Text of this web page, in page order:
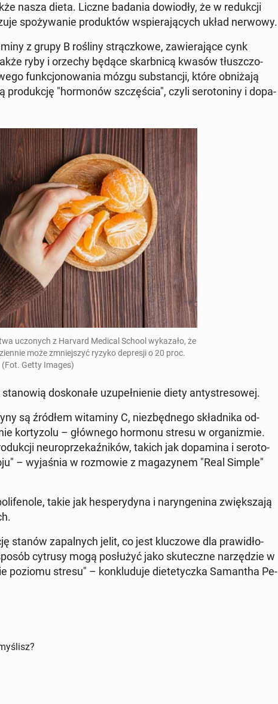
nasza dieta. Liczne badania do­wio­dły, że w re­duk­cji
spo­ży­wa­nie pro­duk­tów wspie­ra­ją­cych układ nerwowy.
z grupy B rośliny strącz­ko­we, za­wie­ra­ją­ce cynk
ryby i orzechy będące skarb­ni­cą kwasów tłusz­czo­
funk­cjo­no­wa­nia mózgu sub­stan­cji, które ob­ni­ża­ją
pro­duk­cję "hor­mo­nów szczę­ścia", czyli se­ro­to­ni­ny i do­pa­
uczo­nych z Harvard Medical School wy­ka­za­ło, że
może zmniej­szyć ryzyko de­pre­sji o 20 proc.
(Fot. Getty Images)
do­sko­na­łe uzu­peł­nie­nie diety an­ty­stre­so­wej.
są źródłem wi­ta­mi­ny C, nie­zbęd­ne­go skład­ni­ka od­
kor­ty­zo­lu – głów­ne­go hormonu stresu w or­ga­ni­zmie.
neu­ro­prze­kaź­ni­ków, takich jak do­pa­mi­na i se­ro­to­
– wy­ja­śnia w roz­mo­wie z ma­ga­zy­nem "Real Simple"
takie jak he­spe­ry­dy­na i na­ryn­ge­ni­na zwięk­sza­ją
stanów za­pal­nych jelit, co jest klu­czo­we dla pra­wi­dło­
cytrusy mogą po­słu­żyć jako sku­tecz­ne na­rzę­dzie w
poziomu stresu" – kon­klu­du­je die­te­tycz­ka Sa­man­tha Pe­